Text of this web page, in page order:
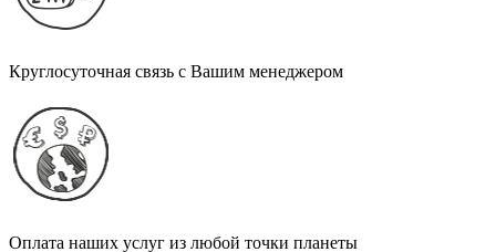
Круглосуточная связь с Вашим менеджером
Оплата наших услуг из любой точки планеты